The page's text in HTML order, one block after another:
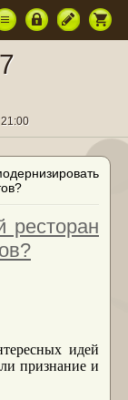
ресторан
идей
признание и